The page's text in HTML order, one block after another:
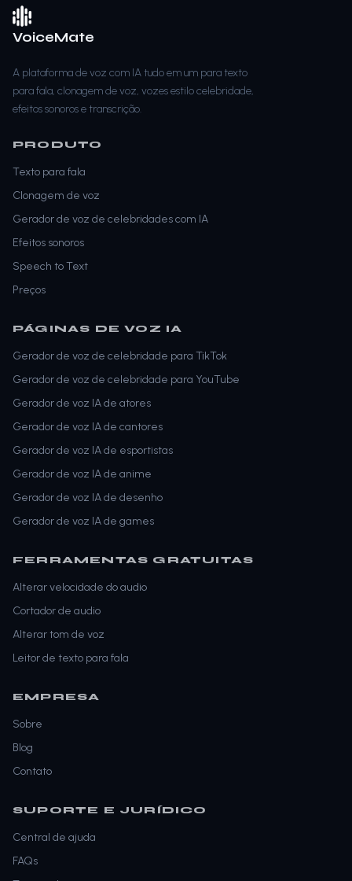
VoiceMate
A plataforma de voz com IA tudo em um para texto
para fala, clonagem de voz, vozes estilo celebridade,
efeitos sonoros e transcrição.
PRODUTO
Texto para fala
Clonagem de voz
Gerador de voz de celebridades com IA
Efeitos sonoros
Speech to Text
Preços
PÁGINAS DE VOZ IA
Gerador de voz de celebridade para TikTok
Gerador de voz de celebridade para YouTube
Gerador de voz IA de atores
Gerador de voz IA de cantores
Gerador de voz IA de esportistas
Gerador de voz IA de anime
Gerador de voz IA de desenho
Gerador de voz IA de games
FERRAMENTAS GRATUITAS
Alterar velocidade do audio
Cortador de audio
Alterar tom de voz
Leitor de texto para fala
EMPRESA
Sobre
Blog
Contato
SUPORTE E JURÍDICO
Central de ajuda
FAQs